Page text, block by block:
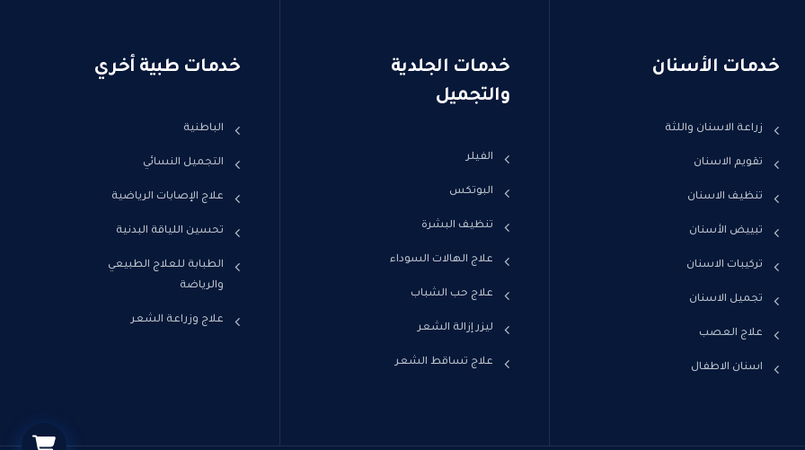
خدمات الأسنان
زراعة الاسنان واللثة
تقويم الاسنان
تنظيف الاسنان
تبييض الأسنان
تركيبات الاسنان
تجميل الاسنان
علاج العصب
اسنان الاطفال
خدمات الجلدية
والتجميل
الفيلر
البوتكس
تنظيف البشرة
علاج الهالات السوداء
علاج حب الشباب
ليزر إزالة الشعر
علاج تساقط الشعر
خدمات طبية أخري
الباطنية
التجميل النسائي
علاج الإصابات الرياضية
تحسين اللياقة البدنية
الطبابة للعلاج الطبيعي
والرياضة
علاج وزراعة الشعر